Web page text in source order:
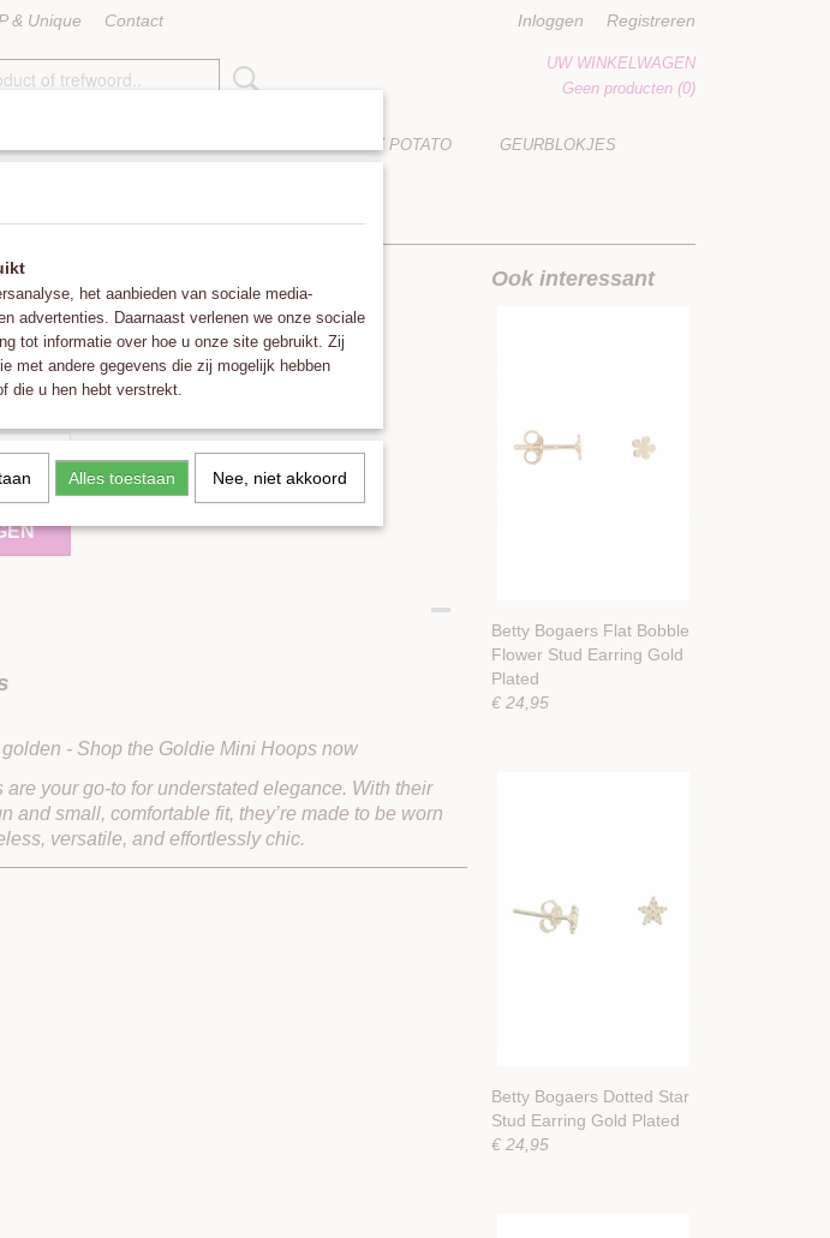
& Unique Contact Inloggen Registreren
UW WINKELWAGEN
Geen producten (0)
LUCKY POTATO GEURBLOKJES
- Shop the Goldie Mini Hoops now
your go-to for understated elegance. With their
and small, comfortable fit, they’re made to be worn
versatile, and effortlessly chic.
Ook interessant
Betty Bogaers Flat Bobble
Flower Stud Earring Gold
Plated
€ 24,95
Betty Bogaers Dotted Star
Stud Earring Gold Plated
€ 24,95
het aanbieden van sociale media-
advertenties. Daarnaast verlenen we onze sociale
tot informatie over hoe u onze site gebruikt. Zij
met andere gegevens die zij mogelijk hebben
die u hen hebt verstrekt.
Alles toestaan Nee, niet akkoord